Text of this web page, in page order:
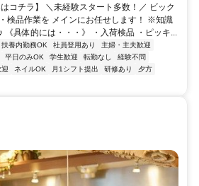
コチラ】 ＼未経験スタート多数！／ ビック
検品作業を メインにお任せします！ ※知識
《具体的には・・・》 ・入荷検品 ・ピッキ...
扶養内勤務OK 社員登用あり
主婦・主夫歓迎
平日のみOK 学生歓迎 転勤なし
経験不問
ネイルOK 月1シフト提出 研修あり
夕方